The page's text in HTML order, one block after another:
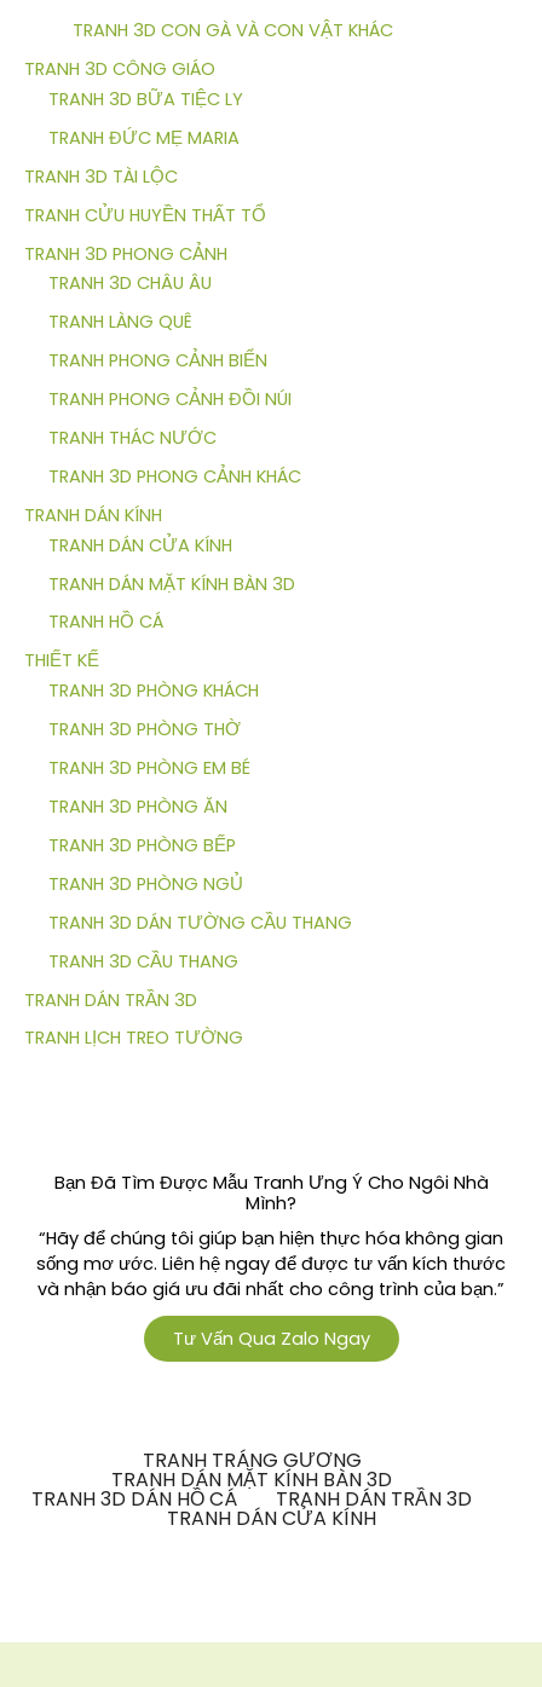
TRANH 3D CON GÀ VÀ CON VẬT KHÁC
TRANH 3D CÔNG GIÁO
TRANH 3D BỮA TIỆC LY
TRANH ĐỨC MẸ MARIA
TRANH 3D TÀI LỘC
TRANH CỬU HUYỀN THẤT TỔ
TRANH 3D PHONG CẢNH
TRANH 3D CHÂU ÂU
TRANH LÀNG QUÊ
TRANH PHONG CẢNH BIỂN
TRANH PHONG CẢNH ĐỒI NÚI
TRANH THÁC NƯỚC
TRANH 3D PHONG CẢNH KHÁC
TRANH DÁN KÍNH
TRANH DÁN CỬA KÍNH
TRANH DÁN MẶT KÍNH BÀN 3D
TRANH HỒ CÁ
THIẾT KẾ
TRANH 3D PHÒNG KHÁCH
TRANH 3D PHÒNG THỜ
TRANH 3D PHÒNG EM BÉ
TRANH 3D PHÒNG ĂN
TRANH 3D PHÒNG BẾP
TRANH 3D PHÒNG NGỦ
TRANH 3D DÁN TƯỜNG CẦU THANG
TRANH 3D CẦU THANG
TRANH DÁN TRẦN 3D
TRANH LỊCH TREO TƯỜNG
Bạn Đã Tìm Được Mẫu Tranh Ưng Ý Cho Ngôi Nhà
Mình?
“Hãy để chúng tôi giúp bạn hiện thực hóa không gian
sống mơ ước. Liên hệ ngay để được tư vấn kích thước
và nhận báo giá ưu đãi nhất cho công trình của bạn.”
Tư Vấn Qua Zalo Ngay
TRANH TRÁNG GƯƠNG
TRANH DÁN MẶT KÍNH BÀN 3D
TRANH 3D DÁN HỒ CÁ TRANH DÁN TRẦN 3D
TRANH DÁN CỬA KÍNH